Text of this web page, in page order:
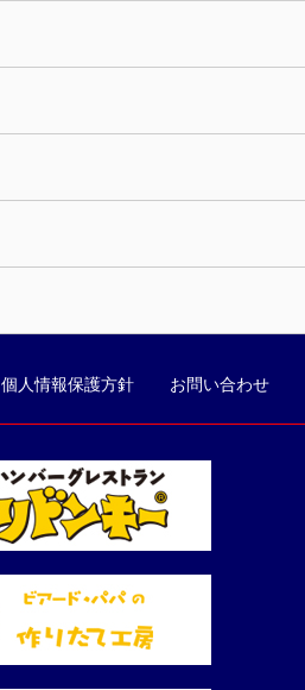
お問い合わせ
個人情報保護方針